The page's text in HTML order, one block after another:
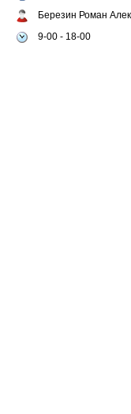
Березин Роман
9-00 - 18-00